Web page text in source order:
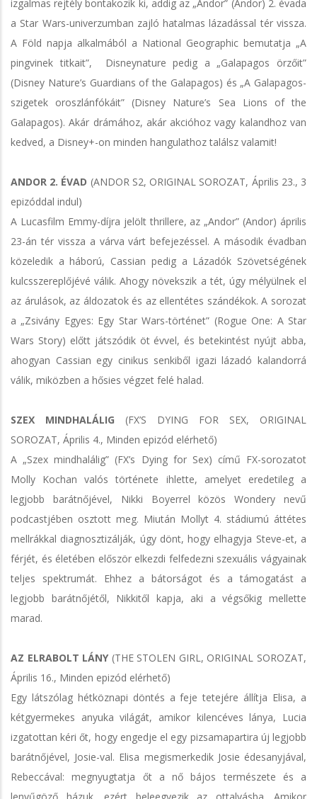
izgalmas rejtély bontakozik ki, addig az „Andor” (Andor) 2. évada
a Star Wars-univerzumban zajló hatalmas lázadással tér vissza.
A Föld napja alkalmából a National Geographic bemutatja „A
pingvinek titkait”, Disneynature pedig a „Galapagos örzőit”
(Disney Nature’s Guardians of the Galapagos) és „A Galapagos-
szigetek oroszlánfókáit” (Disney Nature’s Sea Lions of the
Galapagos). Akár drámához, akár akcióhoz vagy kalandhoz van
kedved, a Disney+-on minden hangulathoz találsz valamit!
ANDOR 2. ÉVAD (ANDOR S2, ORIGINAL SOROZAT, Április 23., 3
epizóddal indul)
A Lucasfilm Emmy-díjra jelölt thrillere, az „Andor” (Andor) április
23-án tér vissza a várva várt befejezéssel. A második évadban
közeledik a háború, Cassian pedig a Lázadók Szövetségének
kulcsszereplőjévé válik. Ahogy növekszik a tét, úgy mélyülnek el
az árulások, az áldozatok és az ellentétes szándékok. A sorozat
a „Zsivány Egyes: Egy Star Wars-történet” (Rogue One: A Star
Wars Story) előtt játszódik öt évvel, és betekintést nyújt abba,
ahogyan Cassian egy cinikus senkiből igazi lázadó kalandorrá
válik, miközben a hősies végzet felé halad.
SZEX MINDHALÁLIG (FX’S DYING FOR SEX, ORIGINAL
SOROZAT, Április 4., Minden epizód elérhető)
A „Szex mindhalálig” (FX’s Dying for Sex) című FX-sorozatot
Molly Kochan valós története ihlette, amelyet eredetileg a
legjobb barátnőjével, Nikki Boyerrel közös Wondery nevű
podcastjében osztott meg. Miután Mollyt 4. stádiumú áttétes
mellrákkal diagnosztizálják, úgy dönt, hogy elhagyja Steve-et, a
férjét, és életében először elkezdi felfedezni szexuális vágyainak
teljes spektrumát. Ehhez a bátorságot és a támogatást a
legjobb barátnőjétől, Nikkitől kapja, aki a végsőkig mellette
marad.
AZ ELRABOLT LÁNY(THE STOLEN GIRL, ORIGINAL SOROZAT,
Április 16., Minden epizód elérhető)
Egy látszólag hétköznapi döntés a feje tetejére állítja Elisa, a
kétgyermekes anyuka világát, amikor kilencéves lánya, Lucia
izgatottan kéri őt, hogy engedje el egy pizsamapartira új legjobb
barátnőjével, Josie-val. Elisa megismerkedik Josie édesanyjával,
Rebeccával: megnyugtatja őt a nő bájos természete és a